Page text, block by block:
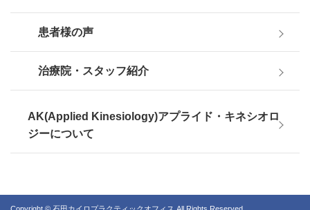
患者様の声
治療院・スタッフ紹介
AK(Applied Kinesiology)アプライド・キネシオロ
ジーについて